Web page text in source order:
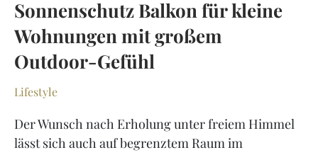
Sonnenschutz Balkon für kleine
Wohnungen mit großem
Outdoor-Gefühl
Lifestyle
Der Wunsch nach Erholung unter freiem Himmel
lässt sich auch auf begrenztem Raum im